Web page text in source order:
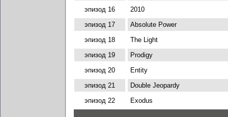
эпизод 16
2010
эпизод 17
Absolute Power
эпизод 18
The Light
эпизод 19
Prodigy
эпизод 20
Entity
эпизод 21
Double Jeopardy
эпизод 22
Exodus